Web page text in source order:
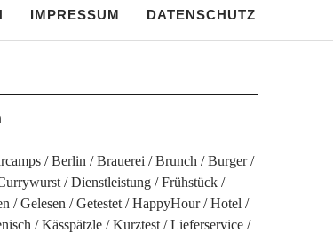
IMPRESSUM DATENSCHUTZ
Berlin Brauerei Brunch
Burger
Dienstleistung
Frühstück
Gelesen Getestet HappyHour
Hotel
Kässpätzle Kurztest
Lieferservice